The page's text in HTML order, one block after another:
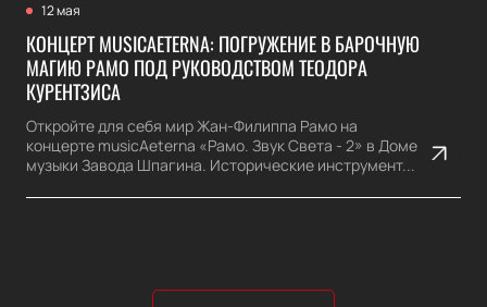
12 мая
КОНЦЕРТ MUSICAETERNA: ПОГРУЖЕНИЕ В БАРОЧНУЮ
МАГИЮ РАМО ПОД РУКОВОДСТВОМ ТЕОДОРА
КУРЕНТЗИСА
Откройте для себя мир Жан-Филиппа Рамо на
концерте musicAeterna «Рамо. Звук Света - 2» в Доме
музыки Завода Шпагина. Исторические инструмент...